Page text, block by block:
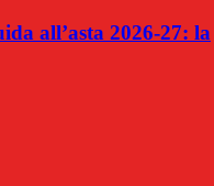
all’asta 2026-27: la